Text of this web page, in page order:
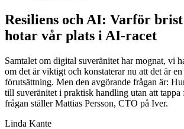
Resiliens och AI: Varför
hotar vår plats i AI-racet
Samtalet om digital suveränitet har mognat, vi
om det är viktigt och konstaterar nu att det är
förutsättning. Men den avgörande frågan är:
till suveränitet i praktisk handling utan att
frågan ställer Mattias Persson, CTO på Iver.
Linda Kante